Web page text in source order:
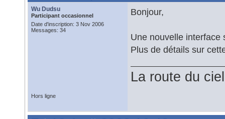
Wu Dudsu
Participant occasionnel
Date d'inscription: 3 Nov 2006
Messages: 34
Bonjour,
Une nouvelle interface
Plus de détails sur
La route du
Hors ligne